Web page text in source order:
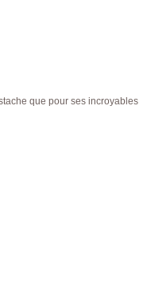
que pour ses incroyables